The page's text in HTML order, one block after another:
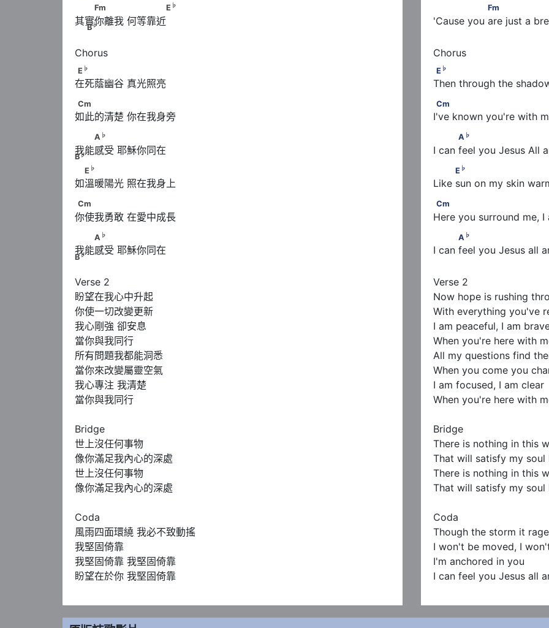
Fm　　　      　　　　E
Fm E ♭
B♭
其實你離我 何等靠近
E♭
E ♭
在死蔭幽谷 真光照亮
Cm
Cm
如此的清楚 你在我身旁
A ♭
A ♭
B♭
我能感受 耶穌你同在
E ♭
E ♭
如溫暖陽光 照在我身上
Cm
Cm
你使我勇敢 在愛中成長
A ♭
A ♭
B♭
我能感受 耶穌你同在
Verse 2
盼望在我心中升起
你使一切改變更新
我心剛強 卻安息
當你與我同行
所有問題我都能洞悉
當你來改變屬靈空氣
我心專注 我清楚
當你與我同行
Bridge
世上沒任何事物
像你滿足我內心的深處
世上沒任何事物
像你滿足我內心的深處
Coda
風雨四面環繞 我必不致動搖
我堅固倚靠
我堅固倚靠 我堅固倚靠
盼望在於你 我堅固倚靠
Fm
Fm
'Cause you are just a
E♭
E ♭
Then through the
Cm
Cm
I've known you're with
A
A ♭
I can feel you Jesus All
E
E ♭
Like sun on my skin
Cm
Cm
Here you surround me,
A
A ♭
I can feel you Jesus all
Verse 2
Now hope is rushing
With everything you've
I am peaceful, I am
When you're here with
All my questions find
When you come you
I am focused, I am clear
When you're here with
Bridge
There is nothing in this
That will satisfy my soul
There is nothing in this
That will satisfy my soul
Coda
Though the storm it
I won't be moved, I
I'm anchored in you
I can feel you Jesus all